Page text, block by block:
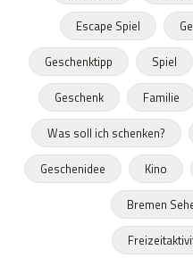
Escape Spiel
Geschenktipp
Spiel
Geschenk
Familie
Was soll ich schenken?
Geschenidee
Kino
Bremen